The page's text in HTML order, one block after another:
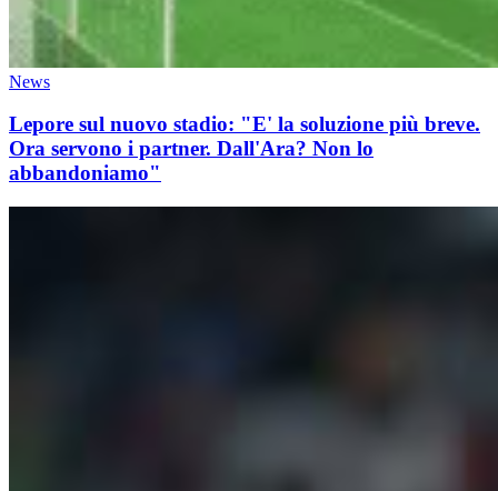
News
Lepore sul nuovo stadio: "E' la soluzione più breve.
Ora servono i partner. Dall'Ara? Non lo
abbandoniamo"